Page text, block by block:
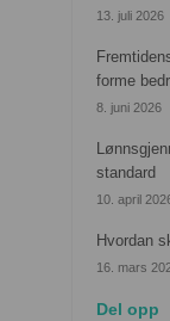
13. juli 2026
forme
8. juni 2026
standard
10. april
Hvordan
16. mars
Del opp